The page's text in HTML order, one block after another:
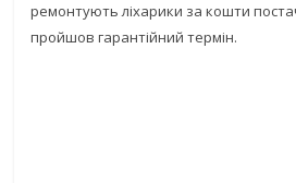
ремонтують ліхарики закошти
пройшов гарантійний термін.